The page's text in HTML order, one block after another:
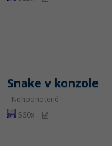
Snake v konzole
Nehodnotené
560x